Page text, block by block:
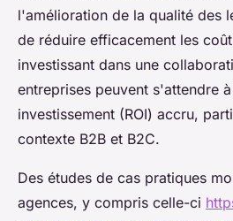
l'amélioration de la qualité des
de réduire efficacement les
investissant dans une
entreprises peuvent s'attendre
investissement (ROI) accru,
contexte B2B et B2C.
Des études de cas pratiques
agences, y compris celle-ci